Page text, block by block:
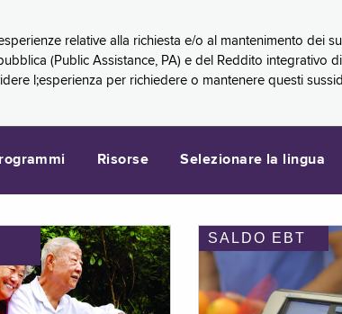
relative alla richiesta e/o al mantenimento dei
(Public Assistance, PA) e del Reddito integrativo
l;esperienza per richiedere o mantenere questi
Risorse Selezionare la lingua
SALDO EBT